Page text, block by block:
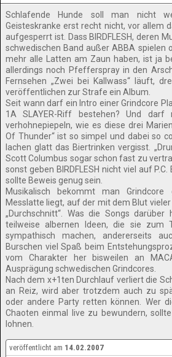
Schlafende Hunde soll man nicht
Geisteskranke erst recht nicht, vor allem
aufgesperrt ist. Dass BIRDFLESH, deren
schwedischen Band außer ABBA spielen
mehr alle Latten am Zaun haben, ist ja
allerdings noch Pfefferspray in den
Fernsehen „Zwei bei Kallwass“ läuft,
veröffentlichen zur Strafe ein Album.
Seit wann darf ein Intro einer Grindcore
1A SLAYER-Riff bestehen? Und darf
verhohnepiepeln, wie es diese drei
Of Thunder“ ist so simpel und dabei so
lachen glatt das Biertrinken vergisst.
Scott Columbus sogar schon fast zu
sonst geben BIRDFLESH nicht viel auf
sollte Beweis genug sein.
Musikalisch bekommt man
Messlatte liegt, auf der mit dem Blut
„Durchschnitt“. Was die Songs darüber
teilweise albernen Ideen, die sie zum
sympathisch machen, andererseits
Burschen viel Spaß beim
vom Charakter her bisweilen an
Ausprägung schwedischen Grindcores.
Nach dem x+1ten Durchlauf verliert die
an Reiz, wird aber trotzdem auch zu
oder andere Party retten können. Wer
Chaoten einmal live zu bewundern,
lohnen.
veröffentlicht am 14.02.2007